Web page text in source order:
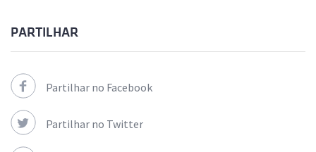
PARTILHAR
Partilhar no Facebook
Partilhar no Twitter